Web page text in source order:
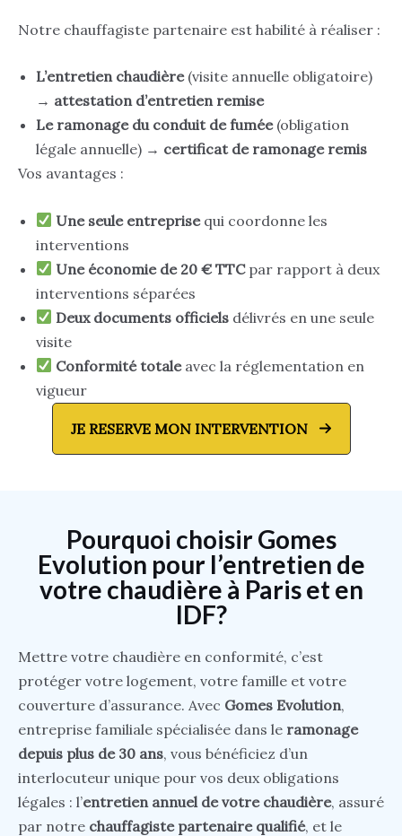
Notre chauffagiste partenaire est habilité à réaliser :
L’entretien chaudière(visite annuelle obligatoire)
→ attestation d’entretien remise
Le ramonage du conduit de fumée(obligation
légale annuelle) → certificat de ramonage remis
Vos avantages :
Une seule entreprise qui coordonne les
interventions
Une économie de 20 € TTCpar rapport à deux
interventions séparées
Deux documents officiels délivrés en une seule
visite
Conformité totaleavec la réglementation en
vigueur
JE RESERVE MON INTERVENTION
Pourquoi choisir Gomes
Evolution pour l’entretien de
votre chaudière à Paris et en
IDF?
Mettre votre chaudière en conformité, c’est
protéger votre logement, votre famille et votre
couverture d’assurance. Avec Gomes Evolution,
entreprise familiale spécialisée dans le ramonage
depuis plus de 30 ans, vous bénéficiez d’un
interlocuteur unique pour vos deux obligations
légales : l’entretien annuel de votre chaudière, assuré
par notre chauffagiste partenaire qualifié, et le